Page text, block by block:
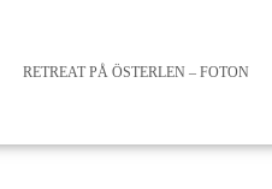
RETREAT PÅ ÖSTERLEN – FOTON